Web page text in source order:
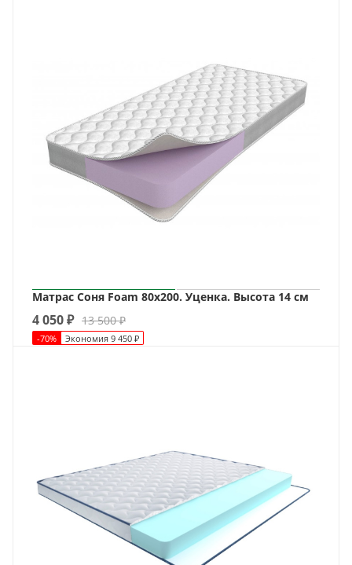
Матрас Соня Foam 80х200. Уценка. Высота 14 см
4 050₽ 13 500₽
-70% Экономия 9 450 ₽